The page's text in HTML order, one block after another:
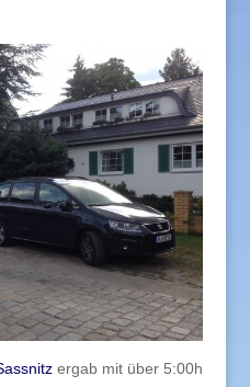
ergab mit über 5:00h